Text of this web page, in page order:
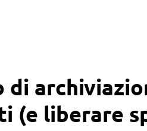
di
liberare